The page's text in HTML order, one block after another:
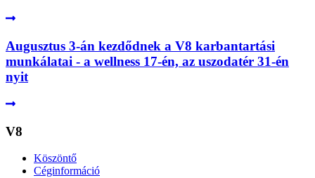
Augusztus 3-án kezdődnek a V8 karbantartási
munkálatai - a wellness 17-én, az uszodatér 31-én
nyit
V8
Köszöntő
Céginformáció